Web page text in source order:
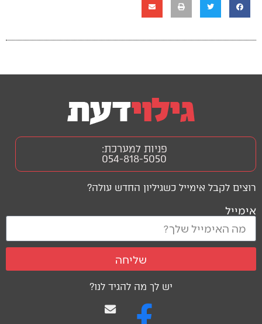
יש לך מה להגיד לנו?
רוצים לקבל אימייל כשגיליון החדש עולה?
אימייל
שליחה
פניות למערכת:
054-818-5050